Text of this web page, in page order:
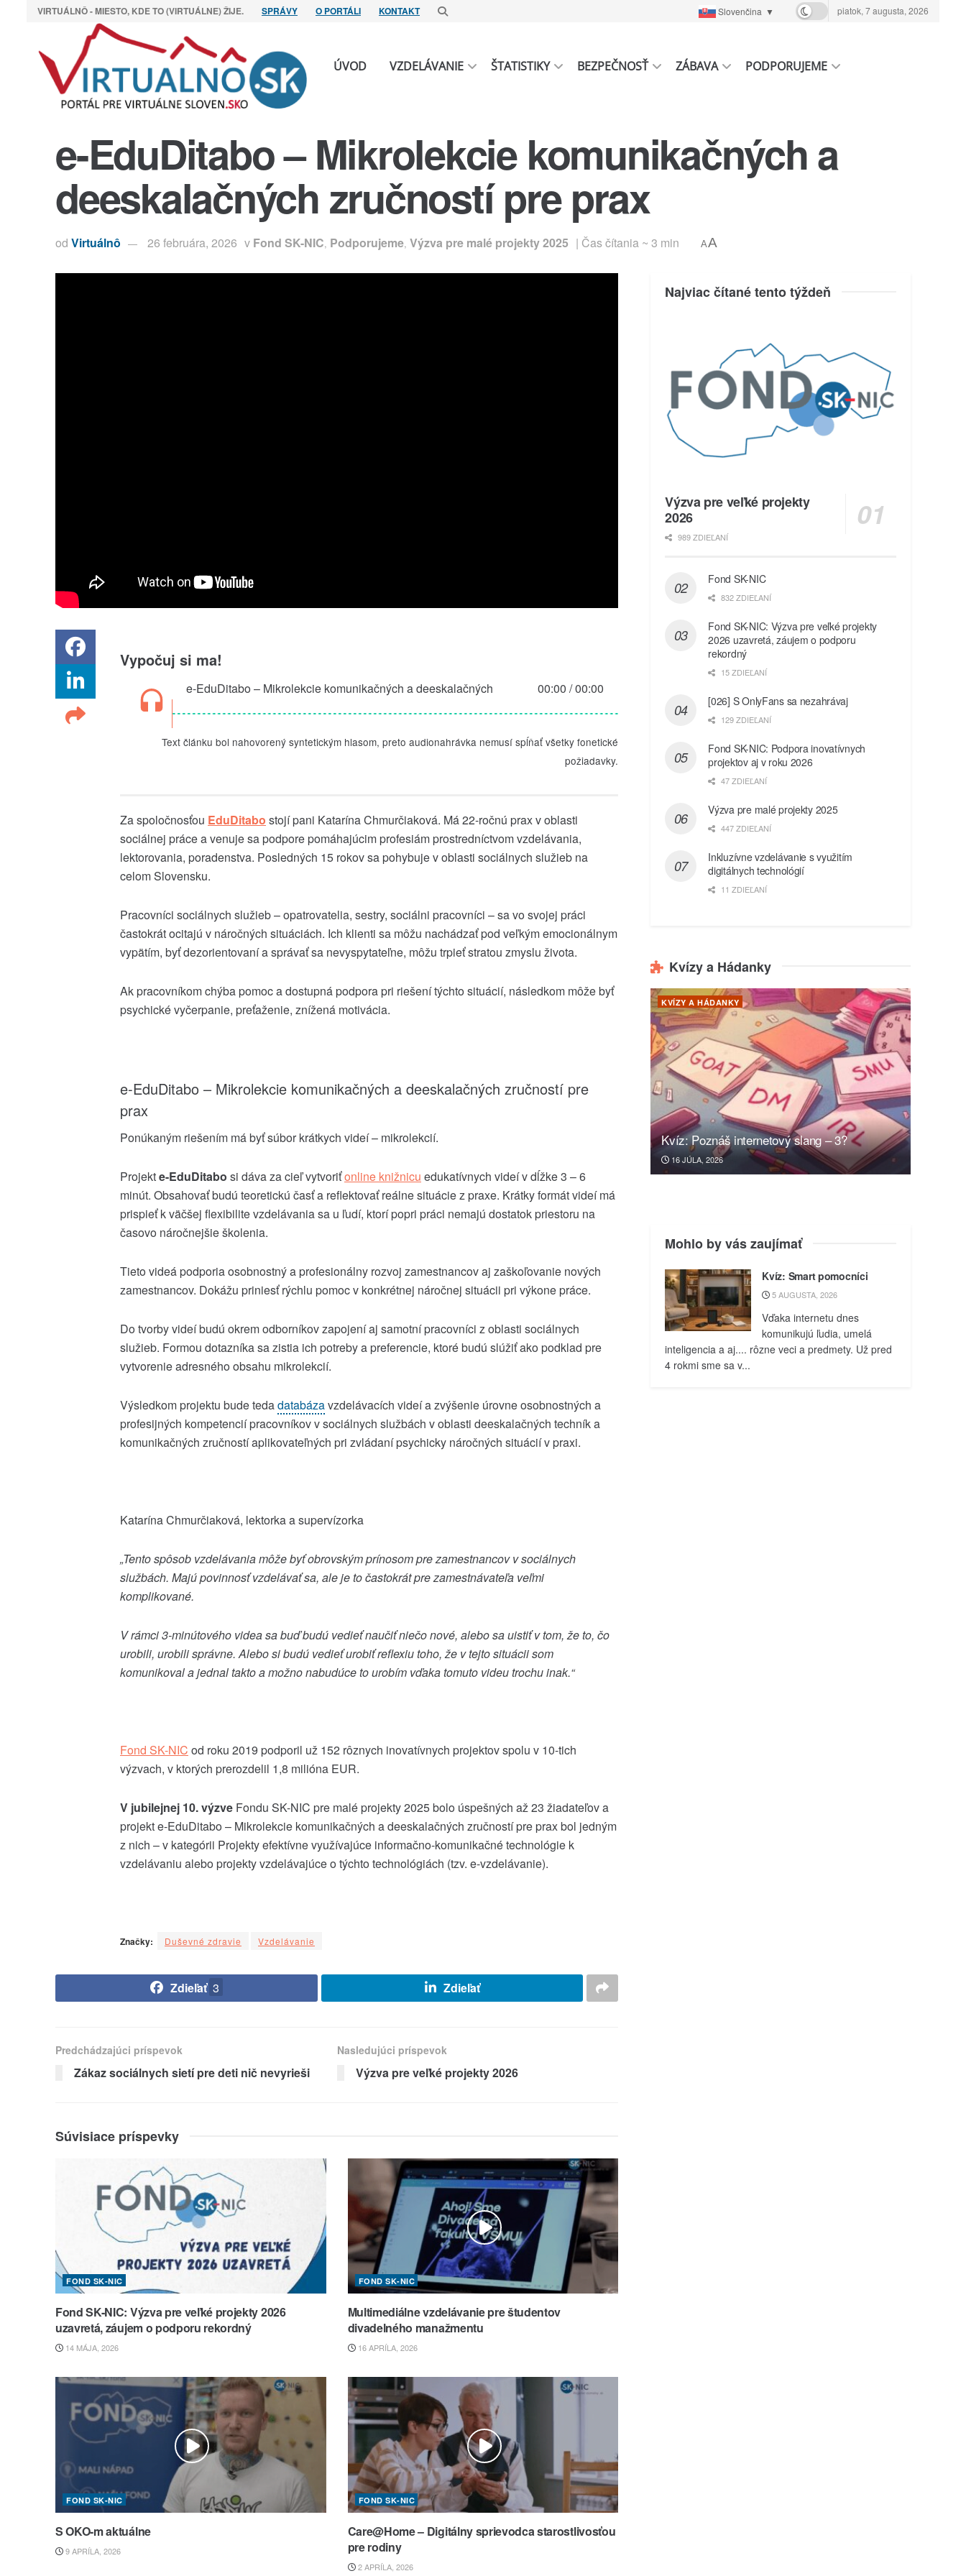
VIRTUÁLNÔ - MIESTO, KDE TO (VIRTUÁLNE) ŽIJE. SPRÁVY O PORTÁLI KONTAKT Slovenčina ▼ piatok, 7 augusta, 2026
ÚVOD VZDELÁVANIE ŠTATISTIKY BEZPEČNOSŤ ZÁBAVA PODPORUJEME
e-EduDitabo – Mikrolekcie komunikačných a
deeskalačných zručností pre prax
od Virtuálnô 26 februára, 2026 v Fond SK-NIC, Podporujeme, Výzva pre malé projekty 2025 | Čas čítania ~ 3 min AA
Vypočuj si ma!
e-EduDitabo – Mikrolekcie komunikačných a deeskalačných
zručností pre prax
00:00 /00:00
Text článku bol nahovorený syntetickým hlasom, preto audionahrávka nemusí spĺňať všetky fonetické
požiadavky.
Za spoločnosťou EduDitabo stojí pani Katarína Chmurčiaková. Má 22-ročnú prax v oblasti
sociálnej práce a venuje sa podpore pomáhajúcim profesiám prostredníctvom vzdelávania,
lektorovania, poradenstva. Posledných 15 rokov sa pohybuje v oblasti sociálnych služieb na
celom Slovensku.
Pracovníci sociálnych služieb – opatrovatelia, sestry, sociálni pracovníci – sa vo svojej práci
častokrát ocitajú v náročných situáciách. Ich klienti sa môžu nachádzať pod veľkým emocionálnym
vypätím, byť dezorientovaní a správať sa nevyspytateľne, môžu trpieť stratou zmyslu života.
Ak pracovníkom chýba pomoc a dostupná podpora pri riešení týchto situácií, následkom môže byť
psychické vyčerpanie, preťaženie, znížená motivácia.
e-EduDitabo – Mikrolekcie komunikačných a deeskalačných zručností pre
prax
Ponúkaným riešením má byť súbor krátkych videí – mikrolekcií.
Projekte-EduDitabo si dáva za cieľ vytvoriťonline knižnicu edukatívnych videí v dĺžke 3 – 6
minút. Obsahovať budú teoretickú časť a reflektovať reálne situácie z praxe. Krátky formát videí má
prispieť k väčšej flexibilite vzdelávania sa u ľudí, ktorí popri práci nemajú dostatok priestoru na
časovo náročnejšie školenia.
Tieto videá podporia osobnostný a profesionálny rozvoj zamestnancov aj zaškoľovanie nových
zamestnancov. Dokážu priniesť rýchlu pomoc v konkrétnej náročnej situácii pri výkone práce.
Do tvorby videí budú okrem odborníkov zapojení aj samotní pracovníci z oblasti sociálnych
služieb. Formou dotazníka sa zistia ich potreby a preferencie, ktoré budú slúžiť ako podklad pre
vytvorenie adresného obsahu mikrolekcií.
Výsledkom projektu bude tedadatabázavzdelávacích videí a zvýšenie úrovne osobnostných a
profesijných kompetencií pracovníkov v sociálnych službách v oblasti deeskalačných techník a
komunikačných zručností aplikovateľných pri zvládaní psychicky náročných situácií v praxi.
Katarína Chmurčiaková, lektorka a supervízorka
„Tento spôsob vzdelávania môže byť obrovským prínosom pre zamestnancov v sociálnych
službách. Majú povinnosť vzdelávať sa, ale je to častokrát pre zamestnávateľa veľmi
komplikované.
V rámci 3-minútového videa sa buď budú vedieť naučiť niečo nové, alebo sa uistiť v tom, že to, čo
urobili, urobili správne. Alebo si budú vedieť urobiť reflexiu toho, že v tejto situácii som
komunikoval a jednal takto a možno nabudúce to urobím vďaka tomuto videu trochu inak.“
Fond SK-NIC od roku 2019 podporil už 152 rôznych inovatívnych projektov spolu v 10-tich
výzvach, v ktorých prerozdelil 1,8 milióna EUR.
V jubilejnej 10. výzve Fondu SK-NIC pre malé projekty 2025 bolo úspešných až 23 žiadateľov a
projekt e-EduDitabo – Mikrolekcie komunikačných a deeskalačných zručností pre prax bol jedným
z nich – v kategórii Projekty efektívne využívajúce informačno-komunikačné technológie k
vzdelávaniu alebo projekty vzdelávajúce o týchto technológiách (tzv. e-vzdelávanie).
Značky: Duševné zdravie Vzdelávanie
Zdieľať 3 Zdieľať
Predchádzajúci príspevok
Zákaz sociálnych sietí pre deti nič nevyrieši
Nasledujúci príspevok
Výzva pre veľké projekty 2026
Súvisiace príspevky
FOND SK-NIC
Fond SK-NIC: Výzva pre veľké projekty 2026
uzavretá, záujem o podporu rekordný
14 MÁJA, 2026
FOND SK-NIC
Multimediálne vzdelávanie pre študentov
divadelného manažmentu
16 APRÍLA, 2026
FOND SK-NIC
S OKO-m aktuálne
9 APRÍLA, 2026
FOND SK-NIC
Care@Home – Digitálny sprievodca starostlivosťou
pre rodiny
2 APRÍLA, 2026
Najviac čítané tento týždeň
Výzva pre veľké projekty
2026
989 ZDIEĽANÍ
Fond SK-NIC
832 ZDIEĽANÍ
Fond SK-NIC: Výzva pre veľké projekty
2026 uzavretá, záujem o podporu
rekordný
15 ZDIEĽANÍ
[026] S OnlyFans sa nezahrávaj
129 ZDIEĽANÍ
Fond SK-NIC: Podpora inovatívnych
projektov aj v roku 2026
47 ZDIEĽANÍ
Výzva pre malé projekty 2025
447 ZDIEĽANÍ
Inkluzívne vzdelávanie s využitím
digitálnych technológií
11 ZDIEĽANÍ
Kvízy a Hádanky
KVÍZY A HÁDANKY
Kvíz: Poznáš internetový slang – 3?
16 JÚLA, 2026
Mohlo by vás zaujímať
Kvíz: Smart pomocníci
5 AUGUSTA, 2026
Vďaka internetu dnes
komunikujú ľudia, umelá
inteligencia a aj.... rôzne veci a predmety. Už pred
4 rokmi sme sa v...